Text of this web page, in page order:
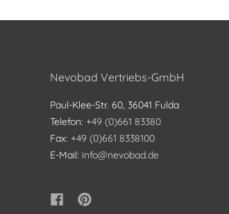
Nevobad Vertriebs-GmbH
Paul-Klee-Str. 60, 36041 Fulda
Telefon: +49 (0)661 83380
Fax: +49 (0)661 8338100
E-Mail: info@nevobad.de